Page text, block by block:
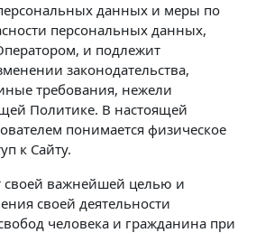
данных и меры по
персональных данных,
и подлежит
законодательства,
требования, нежели
Политике. В настоящей
понимается физическое
к Сайту.
своей важнейшей целью и
своей деятельности
человека и гражданина при